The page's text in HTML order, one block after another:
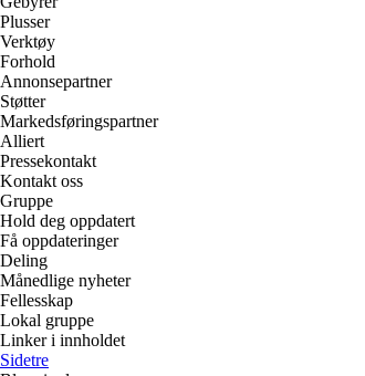
Plusser
Verktøy
Forhold
Annonsepartner
Støtter
Markedsføringspartner
Alliert
Pressekontakt
Kontakt oss
Gruppe
Hold deg oppdatert
Få oppdateringer
Deling
Månedlige nyheter
Fellesskap
Lokal gruppe
Linker i innholdet
Sidetre